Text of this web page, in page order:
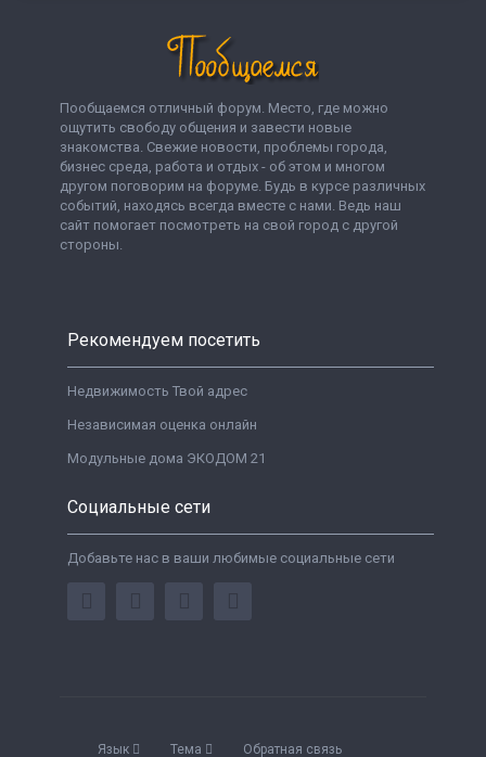
Пообщаемся отличный форум. Место, где можно
ощутить свободу общения и завести новые
знакомства. Свежие новости, проблемы города,
бизнес среда, работа и отдых - об этом и многом
другом поговорим на форуме. Будь в курсе различных
событий, находясь всегда вместе с нами. Ведь наш
сайт помогает посмотреть на свой город с другой
стороны.
Рекомендуем посетить
Недвижимость Твой адрес
Независимая оценка онлайн
Модульные дома ЭКОДОМ 21
Социальные сети
Добавьте нас в ваши любимые социальные сети
Язык Тема Обратная связь